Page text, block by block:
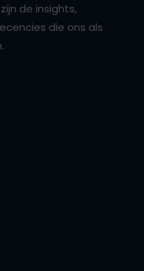
de insights,
die ons als